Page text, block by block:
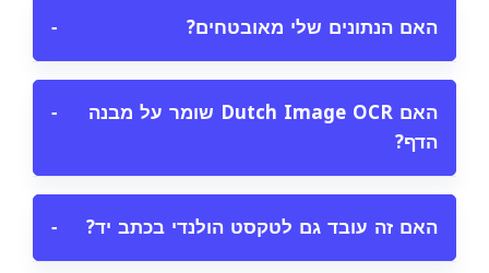
האם הנתונים שלי מאובטחים? −
האם Dutch Image OCR שומר על מבנה
הדף?
−
האם זה עובד גם לטקסט הולנדי בכתב יד? −